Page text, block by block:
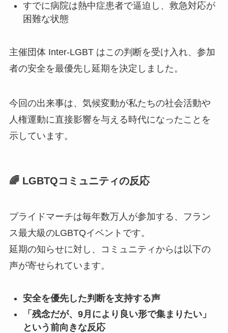
すでに病院は熱中症患者で逼迫し、救急対応が
困難な状態
主催団体 Inter-LGBT はこの判断を受け入れ、参加
者の安全を最優先し延期を決定しました。
今回の出来事は、気候変動が私たちの社会活動や
人権運動に直接影響を与える時代になったことを
示しています。
🌈 LGBTQコミュニティの反応
プライドマーチは毎年数万人が参加する、フラン
ス最大級のLGBTQイベントです。
延期の知らせに対し、コミュニティからは以下の
声が寄せられています。
安全を優先した判断を支持する声
「残念だが、9月により良い形で集まりたい」
という前向きな反応